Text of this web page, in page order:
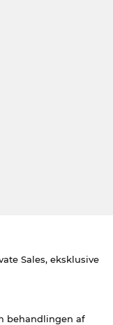
Sales, eksklusive
behandlingen af